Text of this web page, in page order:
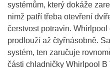
systémům, který dokáže
nimž patří třeba otevření
čerstvost potravin.
prodlouží až čtyřnásobně.
systém, ten zaručuje
části chladničky Whirlpool B